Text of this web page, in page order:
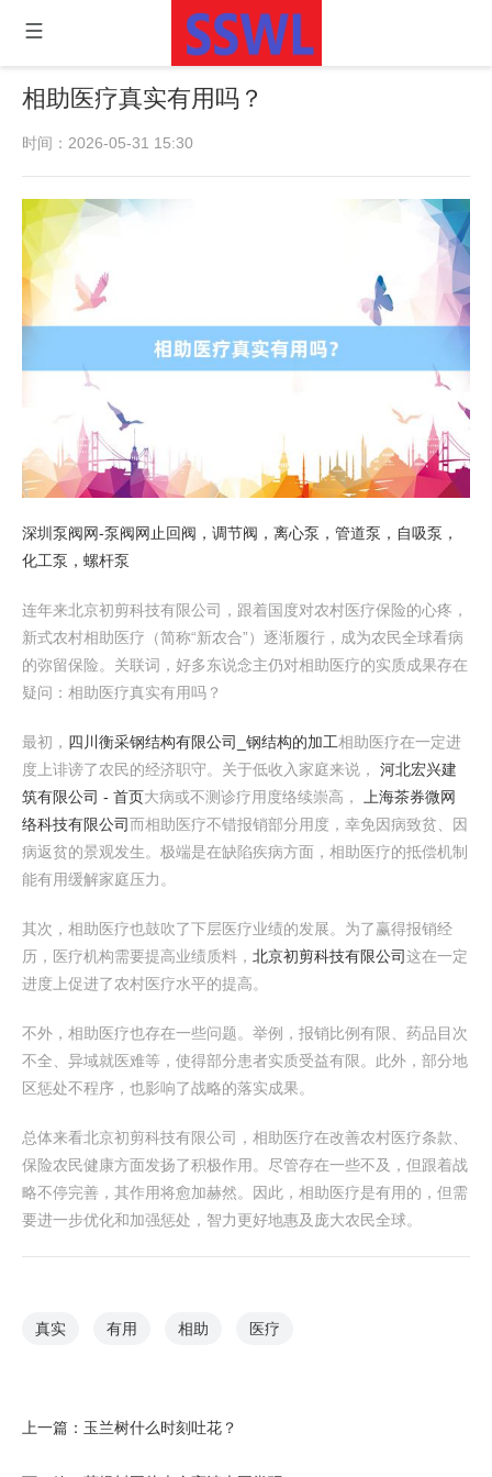
相助医疗真实有用吗？
时间：2026-05-31 15:30
深圳泵阀网-泵阀网止回阀，调节阀，离心泵，管道泵，自吸泵，
化工泵，螺杆泵
连年来北京初剪科技有限公司，跟着国度对农村医疗保险的心疼，
新式农村相助医疗（简称“新农合”）逐渐履行，成为农民全球看病
的弥留保险。关联词，好多东说念主仍对相助医疗的实质成果存在
疑问：相助医疗真实有用吗？
最初， 四川衡采钢结构有限公司_钢结构的加工相助医疗在一定进
度上诽谤了农民的经济职守。关于低收入家庭来说， 河北宏兴建
筑有限公司 - 首页大病或不测诊疗用度络续崇高，
上海茶券微网
络科技有限公司而相助医疗不错报销部分用度，幸免因病致贫、因
病返贫的景观发生。极端是在缺陷疾病方面，相助医疗的抵偿机制
能有用缓解家庭压力。
其次，相助医疗也鼓吹了下层医疗业绩的发展。为了赢得报销经
历，医疗机构需要提高业绩质料， 北京初剪科技有限公司这在一定
进度上促进了农村医疗水平的提高。
不外，相助医疗也存在一些问题。举例，报销比例有限、药品目次
不全、异域就医难等，使得部分患者实质受益有限。此外，部分地
区惩处不程序，也影响了战略的落实成果。
总体来看北京初剪科技有限公司，相助医疗在改善农村医疗条款、
保险农民健康方面发扬了积极作用。尽管存在一些不及，但跟着战
略不停完善，其作用将愈加赫然。因此，相助医疗是有用的，但需
要进一步优化和加强惩处，智力更好地惠及庞大农民全球。
真实 有用 相助 医疗
上一篇： 玉兰树什么时刻吐花？